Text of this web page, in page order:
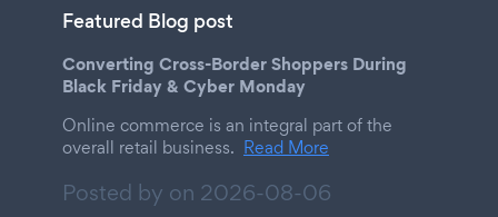
Featured Blog post
Converting Cross-Border Shoppers During
Black Friday & Cyber Monday
Online commerce is an integral part of the
overall retail business. Read More
Posted by on 2026-08-06